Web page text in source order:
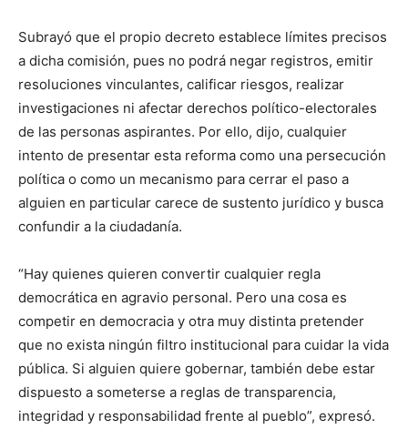
Subrayó que el propio decreto establece límites precisos
a dicha comisión, pues no podrá negar registros, emitir
resoluciones vinculantes, calificar riesgos, realizar
investigaciones ni afectar derechos político-electorales
de las personas aspirantes. Por ello, dijo, cualquier
intento de presentar esta reforma como una persecución
política o como un mecanismo para cerrar el paso a
alguien en particular carece de sustento jurídico y busca
confundir a la ciudadanía.
“Hay quienes quieren convertir cualquier regla
democrática en agravio personal. Pero una cosa es
competir en democracia y otra muy distinta pretender
que no exista ningún filtro institucional para cuidar la vida
pública. Si alguien quiere gobernar, también debe estar
dispuesto a someterse a reglas de transparencia,
integridad y responsabilidad frente al pueblo”, expresó.